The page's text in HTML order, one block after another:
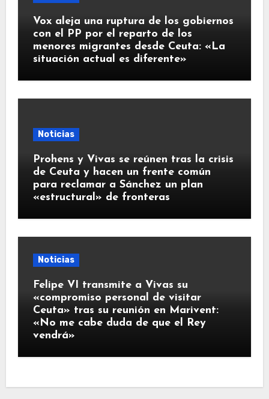
Vox aleja una ruptura de los gobiernos
con el PP por el reparto de los
menores migrantes desde Ceuta: «La
situación actual es diferente»
Noticias
Prohens y Vivas se reúnen tras la crisis
de Ceuta y hacen un frente común
para reclamar a Sánchez un plan
«estructural» de fronteras
Noticias
Felipe VI transmite a Vivas su
«compromiso personal de visitar
Ceuta» tras su reunión en Marivent:
«No me cabe duda de que el Rey
vendrá»